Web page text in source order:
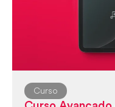
Curso